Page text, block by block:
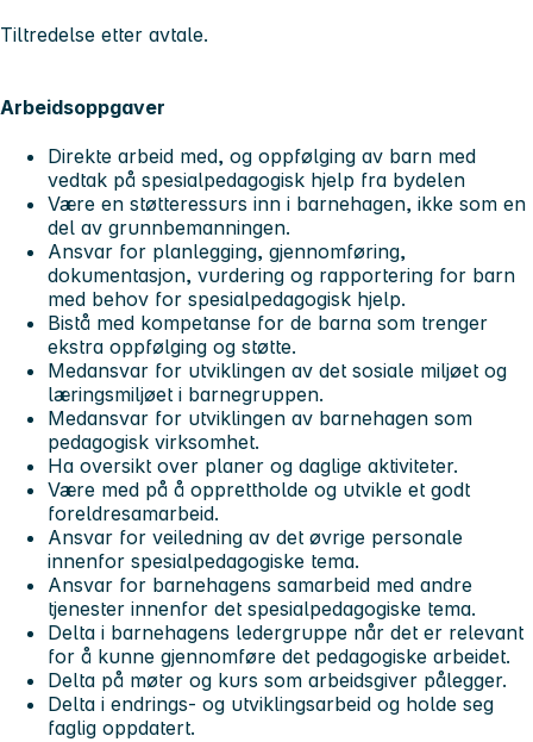
Tiltredelse etter avtale.
Arbeidsoppgaver
Direkte arbeid med, og oppfølging av barn med
vedtak på spesialpedagogisk hjelp fra bydelen
Være en støtteressurs inn i barnehagen, ikke som en
del av grunnbemanningen.
Ansvar for planlegging, gjennomføring,
dokumentasjon, vurdering og rapportering for barn
med behov for spesialpedagogisk hjelp.
Bistå med kompetanse for de barna som trenger
ekstra oppfølging og støtte.
Medansvar for utviklingen av det sosiale miljøet og
læringsmiljøet i barnegruppen.
Medansvar for utviklingen av barnehagen som
pedagogisk virksomhet.
Ha oversikt over planer og daglige aktiviteter.
Være med på å opprettholde og utvikle et godt
foreldresamarbeid.
Ansvar for veiledning av det øvrige personale
innenfor spesialpedagogiske tema.
Ansvar for barnehagens samarbeid med andre
tjenester innenfor det spesialpedagogiske tema.
Delta i barnehagens ledergruppe når det er relevant
for å kunne gjennomføre det pedagogiske arbeidet.
Delta på møter og kurs som arbeidsgiver pålegger.
Delta i endrings- og utviklingsarbeid og holde seg
faglig oppdatert.